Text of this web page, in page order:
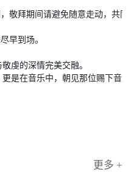
敬拜期间请避免随意走动，共同
早到场。
虔的深情完美交融。
是在音乐中，朝见那位赐下音乐
更多 +